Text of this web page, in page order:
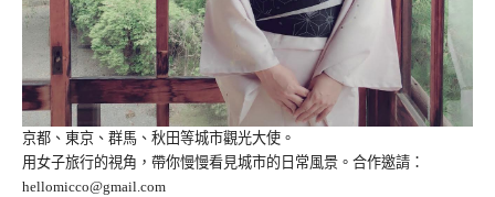
京都、東京、群馬、秋田等城市觀光大使。
用女子旅行的視角，帶你慢慢看見城市的日常風景。合作邀請：
hellomicco@gmail.com